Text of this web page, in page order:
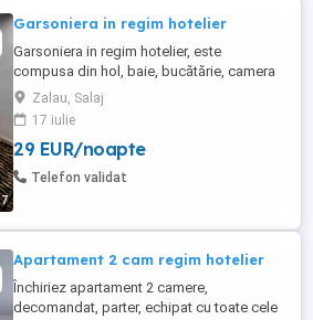
7
Garsoniera in regim hotelier
Garsoniera in regim hotelier, este
compusa din hol, baie, bucătărie, camera
și balcon , dipune de centrala proprie , și
Wi-Fi, este situata la etajul 1 , zona foarte
linistita , în Bradet .
Zalau, Salaj
17 iulie
29 EUR/noapte
Telefon validat
Apartament 2 cam regim hotelier
Închiriez apartament 2 camere,
decomandat, parter, echipat cu toate cele